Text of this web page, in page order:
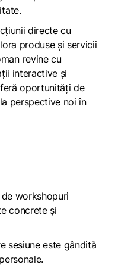
directe cu
produse și servicii
revine cu
interactive și
oportunități de
perspective noi în
workshopuri
concrete și
sesiune este gândită